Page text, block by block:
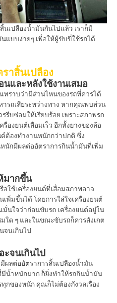
เปลืองน้ำมันกันไปแล้ว เราก็มี
แบบง่ายๆ เพื่อให้ผู้ขับขี่ใช้รถได้
าสิ้นเปลือง
นและหลังใช้งานเสมอ
ทราบว่ามีส่วนไหนของรถที่ควรได้
รถเสียระหว่างทาง หากคุณพบส่วน
บซ่อมให้เรียบร้อย เพราะสภาพรถ
องยนต์เสื่อมเร็ว อีกทั้งยางของล้อ
ต้องทำงานหนักกว่าปกติ ซึ่ง
นักมีผลต่ออัตราการกินน้ำมันที่เพิ่ม
มากขึ้น
อใช้เครื่องยนต์ที่เสื่อมสภาพอาจ
พิ่มขึ้นได้ โดยการใส่ใจเครื่องยนต์
นใจว่าก่อนขับรถ เครื่องยนต์อยู่ใน
ใด ๆ และในขณะขับรถก็ควรสังเกต
จนเกินไป
ะจนเกินไป
ผลต่ออัตราการสิ้นเปลืองน้ำมัน
มีน้ำหนักมาก ก็ยิ่งทำให้รถกินน้ำมัน
กของหนัก คุณก็ไม่ต้องกังวลเรื่อง